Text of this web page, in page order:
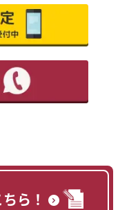
ら！